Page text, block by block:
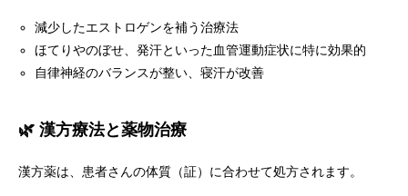
減少したエストロゲンを補う治療法
ほてりやのぼせ、発汗といった血管運動症状に特に効果的
自律神経のバランスが整い、寝汗が改善
🌿 漢方療法と薬物治療
漢方薬は、患者さんの体質（証）に合わせて処方されます。